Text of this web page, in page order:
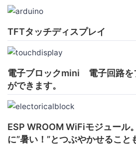
TFTタッチディスプレイ
電子ブロックmini 電子回路を
ができます。
ESP WROOM WiFiモジュール
に”暑い！”とつぶやかせること